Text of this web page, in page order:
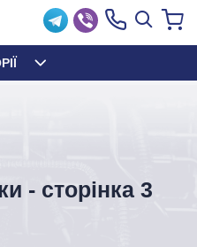
- cторінка 3